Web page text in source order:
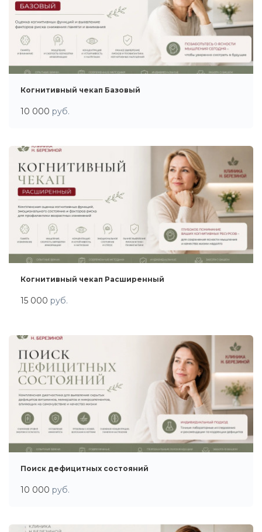
Когнитивный чекап Базовый
10 000 руб.
Когнитивный чекап Расширенный
15 000 руб.
Поиск дефицитных состояний
10 000 руб.